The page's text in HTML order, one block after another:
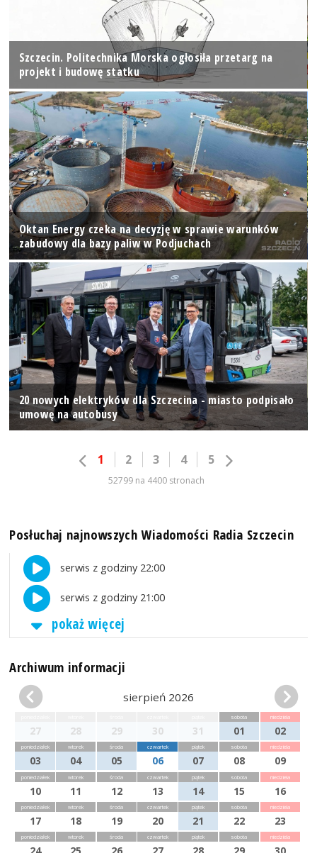
Szczecin. Politechnika Morska ogłosiła przetarg na
projekt i budowę statku
Oktan Energy czeka na decyzję w sprawie warunków
zabudowy dla bazy paliw w Podjuchach
20 nowych elektryków dla Szczecina - miasto podpisało
umowę na autobusy
1 2 3 4 5
52799 na 4400 stronach
Posłuchaj najnowszych Wiadomości Radia Szczecin
serwis z godziny 22:00
serwis z godziny 21:00
pokaż więcej
Archiwum informacji
sierpień 2026
27 28 29 30 31
sobota
01
niedziela
02
poniedziałek
03
wtorek
04
środa
05
czwartek
06
piątek
07
sobota
08
niedziela
09
poniedziałek
10
wtorek
11
środa
12
czwartek
13
piątek
14
sobota
15
niedziela
16
poniedziałek
17
wtorek
18
środa
19
czwartek
20
piątek
21
sobota
22
niedziela
23
poniedziałek wtorek środa czwartek piątek sobota niedziela